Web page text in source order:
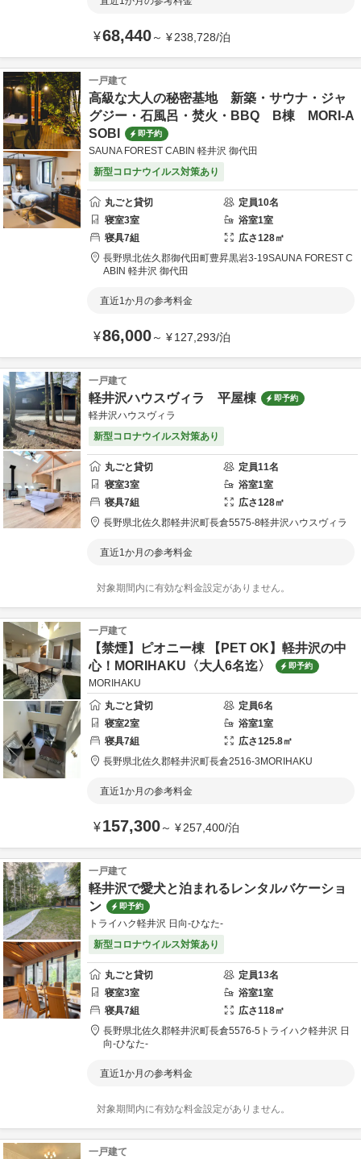
¥68,440～ ¥238,728/泊
一戸建て
高級な大人の秘密基地 新築・サウナ・ジャ
グジー・石風呂・焚火・BBQ B棟 MORI-A
SOBI
即予約
SAUNA FOREST CABIN 軽井沢 御代田
新型コロナウイルス対策あり
丸ごと貸切 定員10名
寝室3室 浴室1室
寝具7組 広さ128㎡
長野県北佐久郡御代田町豊昇黒岩3-19SAUNA FOREST C
ABIN 軽井沢 御代田
直近1か月の参考料金
¥86,000～ ¥127,293/泊
一戸建て
軽井沢ハウスヴィラ 平屋棟 即予約
軽井沢ハウスヴィラ
新型コロナウイルス対策あり
丸ごと貸切 定員11名
寝室3室 浴室1室
寝具7組 広さ128㎡
長野県北佐久郡軽井沢町長倉5575-8軽井沢ハウスヴィラ
直近1か月の参考料金
対象期間内に有効な料金設定がありません。
一戸建て
【禁煙】ピオニー棟 【PET OK】軽井沢の中
心！MORIHAKU〈大人6名迄〉
即予約
MORIHAKU
丸ごと貸切
定員6名
寝室2室 浴室1室
寝具7組 広さ125.8㎡
長野県北佐久郡軽井沢町長倉2516-3 MORIHAKU
直近1か月の参考料金
¥157,300～ ¥257,400/泊
一戸建て
軽井沢で愛犬と泊まれるレンタルバケーショ
ン
即予約
トライハク軽井沢 日向-ひなた-
新型コロナウイルス対策あり
丸ごと貸切 定員13名
寝室3室 浴室1室
寝具7組 広さ118㎡
長野県北佐久郡軽井沢町長倉5576-5 トライハク軽井沢 日
向-ひなた-
直近1か月の参考料金
対象期間内に有効な料金設定がありません。
一戸建て